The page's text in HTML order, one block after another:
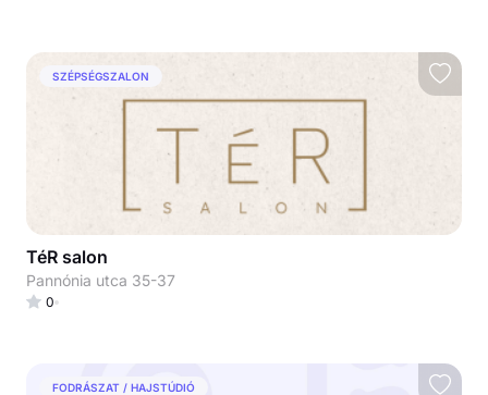
SZÉPSÉGSZALON
TéR salon
Pannónia utca 35-37
0
FODRÁSZAT / HAJSTÚDIÓ